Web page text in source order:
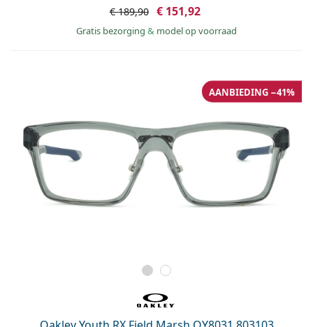
€ 189,90 € 151,92
Gratis bezorging & model op voorraad
AANBIEDING −41%